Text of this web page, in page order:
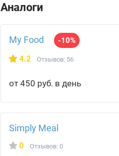
Аналоги
My Food -10%
4.2 Отзывов: 56
от 450 руб. в день
Simply Meal
0 Отзывов: 0